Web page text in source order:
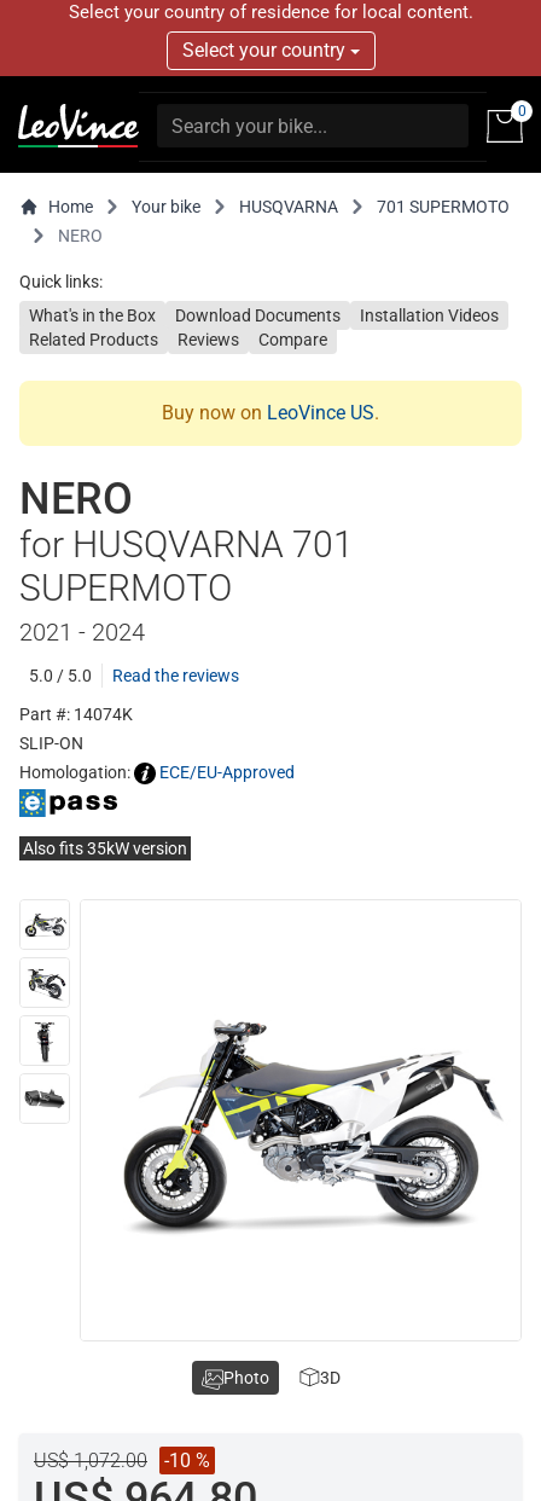
Select your country of residence for local content.
Select your country
0
Home Your bike HUSQVARNA
701 SUPERMOTO
NERO
Quick links:
What's in the Box
Download Documents
Installation Videos
Related Products
Reviews Compare
Buy now on LeoVince US.
NERO
for HUSQVARNA 701
SUPERMOTO
2021 - 2024
5.0 / 5.0
Read the reviews
Part #: 14074K
SLIP-ON
Homologation:
ECE/EU-Approved
Also fits 35kW version
US$ 1,072.00 -10 %
Photo 3D